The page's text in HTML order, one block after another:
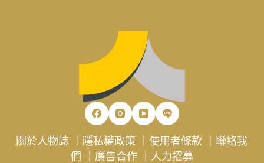
關於人物誌 隱私權政策 ｜使用者條款 ｜聯絡我
們
廣告合作｜ 人力招募